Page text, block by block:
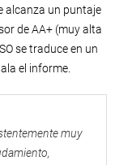
alcanza un puntaje
de AA+ (muy alta
se traduce en un
el informe.
muy